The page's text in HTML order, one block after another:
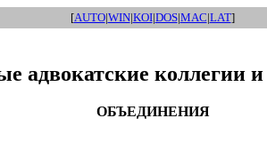
[AUTO|WIN|KOI|DOS|MAC|LAT]
адвокатские коллегии
ОБЪЕДИНЕНИЯ